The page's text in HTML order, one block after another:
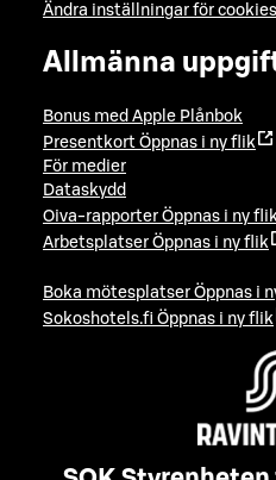
Ändra inställningar för cookies
Allmänna
Bonus med Apple Plånbok
Presentkort Öppnas i ny flik
För medier
Dataskydd
Oiva-rapporter Öppnas i ny
Arbetsplatser Öppnas i ny flik
Boka mötesplatser Öppnas i
Sokoshotels.fi Öppnas i ny flik